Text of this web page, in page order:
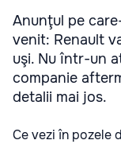
Anunţul pe
venit: Renault
uşi. Nu într-un
companie
detalii mai jos.
Ce vezi în pozele